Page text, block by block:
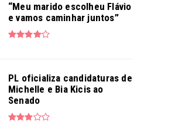
“Meu marido escolheu Flávio
e vamos caminhar juntos”
PL oficializa candidaturas de
Michelle e Bia Kicis ao
Senado